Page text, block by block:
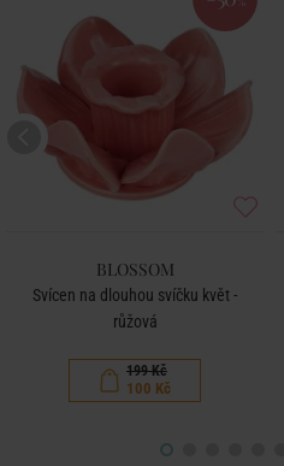
BLOSSOM
Svícen na dlouhou svíčku květ -
růžová
199 Kč
100 Kč